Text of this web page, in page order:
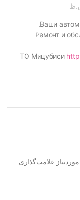
Ваши
– Ремонт и
ТО Мицубиси
علامت‌گذاری